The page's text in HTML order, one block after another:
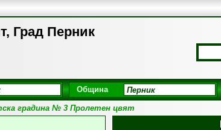
Град Перник
Община
градина № 3 Пролетен цвят